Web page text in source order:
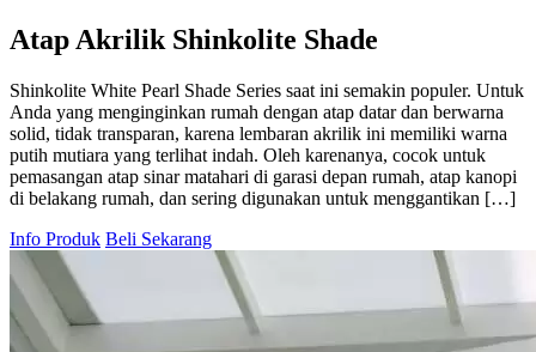
Double Nipple SCG AW
Elbow 45′ SCG AW 4
Faucet Cap SCG AW
4-Way Side Tee SCG AW
3-Way Side Tee SCG AW
Reducing Y Branch SCG D
Solvent Cement Union SCG AW
Reducing Socket SCG D
Reducing Y Branch SCG D
Atap Akrilik Shinkolite Shade
Shinkolite White Pearl Shade Series saat ini semakin populer. Untuk
Anda yang menginginkan rumah dengan atap datar dan berwarna
solid, tidak transparan, karena lembaran akrilik ini memiliki warna
putih mutiara yang terlihat indah. Oleh karenanya, cocok untuk
pemasangan atap sinar matahari di garasi depan rumah, atap kanopi
di belakang rumah, dan sering digunakan untuk menggantikan […]
Info Produk Beli Sekarang